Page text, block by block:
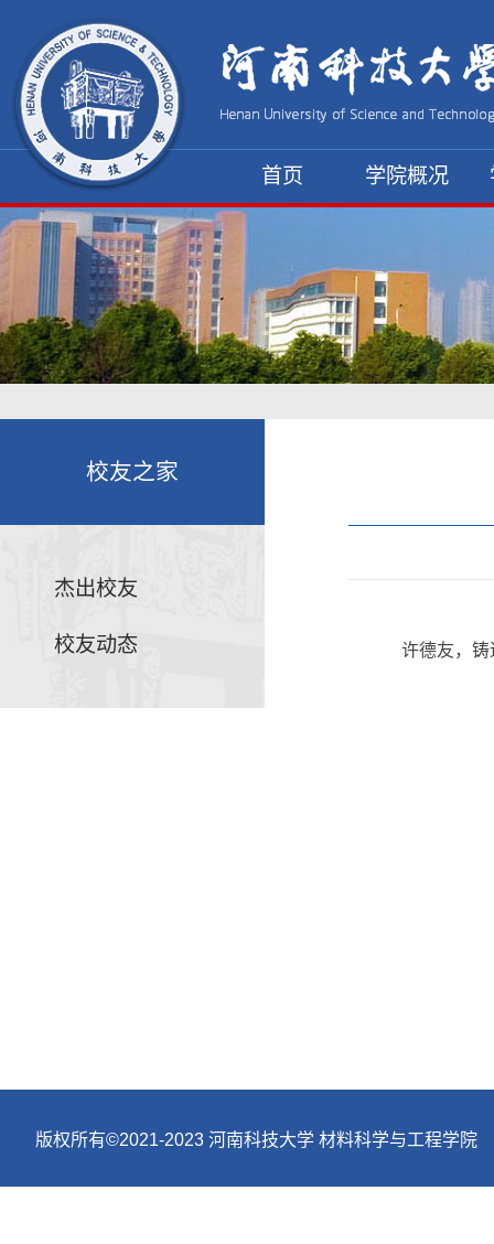
首页 学院概况
校友之家
杰出校友
校友动态 许德友，
版权所有©2021-2023 河南科技大学 材料科学与工程学院